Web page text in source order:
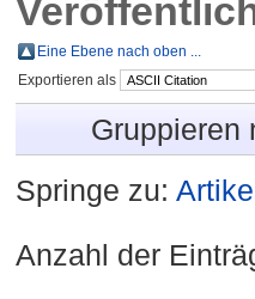
Eine Ebene nach oben ...
Exportieren als
Gruppieren
Springe zu:
Anzahl der